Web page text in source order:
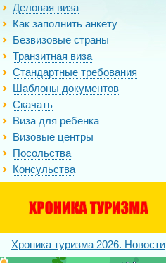
Деловая виза
Как заполнить анкету
Безвизовые страны
Транзитная виза
Стандартные требования
Шаблоны документов
Скачать
Виза для ребенка
Визовые центры
Посольства
Консульства
Хроника туризма 2026. Новости